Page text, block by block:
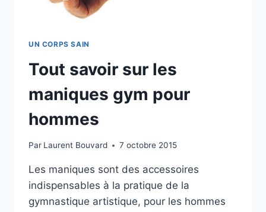
UN CORPS SAIN
Tout savoir sur les
maniques gym pour
hommes
Par Laurent Bouvard 7 octobre 2015
Les maniques sont des accessoires
indispensables à la pratique de la
gymnastique artistique, pour les hommes